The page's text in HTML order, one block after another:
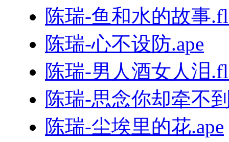
陈瑞-鱼和水的故事
陈瑞-心不设防.ape
陈瑞-男人酒女人泪
陈瑞-思念你却牵不
陈瑞-尘埃里的花.ape